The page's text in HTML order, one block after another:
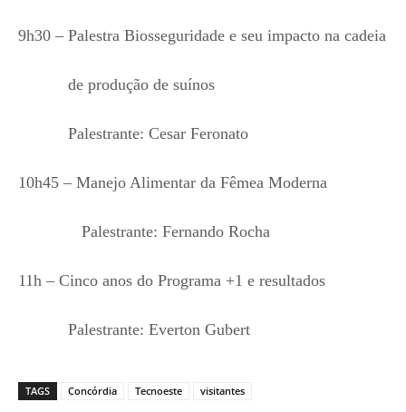
9h30 – Palestra Biosseguridade e seu impacto na cadeia
de produção de suínos
Palestrante: Cesar Feronato
10h45 – Manejo Alimentar da Fêmea Moderna
Palestrante: Fernando Rocha
11h – Cinco anos do Programa +1 e resultados
Palestrante: Everton Gubert
TAGS Concórdia Tecnoeste visitantes